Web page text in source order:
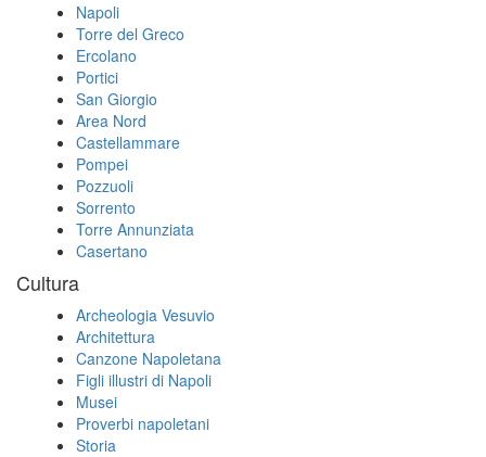
Napoli
Torre del Greco
Ercolano
Portici
San Giorgio
Area Nord
Castellammare
Pompei
Pozzuoli
Sorrento
Torre Annunziata
Casertano
Cultura
Archeologia Vesuvio
Architettura
Canzone Napoletana
Figli illustri di Napoli
Musei
Proverbi napoletani
Storia